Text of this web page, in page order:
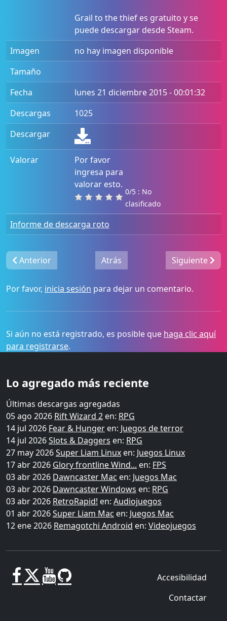
Grail to the thief es gratuito y se
puede descargar desde Steam.
Imagen
no hay imagen disponible
Tamaño
Fecha
lunes 21 diciembre 2015 - 00:01:32
Descargas
1025
Descargar
Valorar
Por favor
ingresa para
valorar esto.
0/5 : No
clasificado
Informe de descarga roto
Anterior Atrás Siguiente
Por favor, inicia sesión para dejar un comentario.
Si aún no está registrado, es posible que haga clic aquí
para registrarse.
Lo agregado más reciente
Últimas descargas agregadas
05 ago 2026 Rift Wizard 2 en: RPG
14 jul 2026 Fear & Hunger en: Juegos de terror
14 jul 2026Slots & Daggers en: RPG
27 may 2026Super Liam Linux en: Juegos Linux
17 abr 2026 Glory frontline Wind... en: FPS
03 abr 2026 Dawncaster Mac en: Juegos Mac
03 abr 2026 Dawncaster Windows en: RPG
03 abr 2026 RetroRapid! en: Audiojuegos
01 abr 2026Super Liam Mac en: Juegos Mac
12 ene 2026 Remagotchi Android en: Videojuegos
Accesibilidad
Contactar